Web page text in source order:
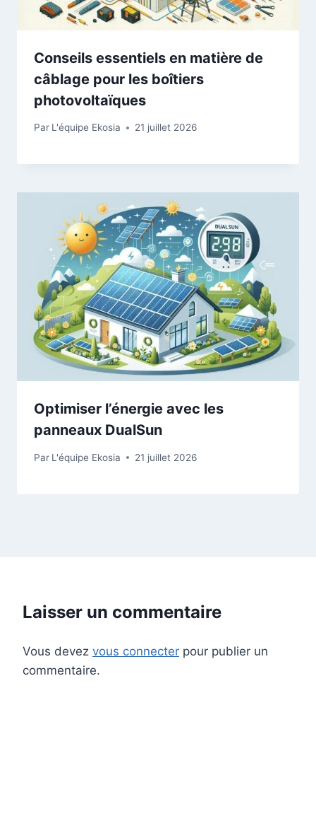
Conseils essentiels en matière de
câblage pour les boîtiers
photovoltaïques
Par L'équipe Ekosia 21 juillet 2026
Optimiser l’énergie avec les
panneaux DualSun
Par L'équipe Ekosia 21 juillet 2026
Laisser un commentaire
Vous devez vous connecter pour publier un
commentaire.